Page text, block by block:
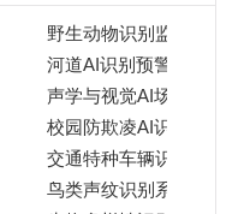
野生动物识别监测
河道AI识别预警
声学与视觉AI场景
校园防欺凌AI识别系统
交通特种车辆识别预警
鸟类声纹识别系统